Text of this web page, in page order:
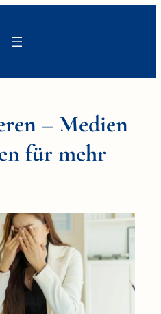
– Medien
für mehr